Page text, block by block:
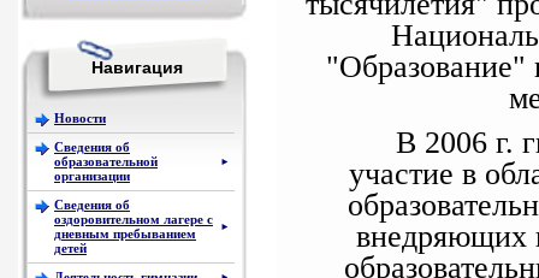
"Образование"
В 2006 г.
участие в
внедряющих
Навигация
Новости
Сведения об
образовательной
организации
►
Сведения об
оздоровительном лагере с
дневным пребыванием
детей
►